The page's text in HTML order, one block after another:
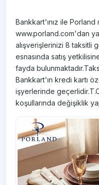
Bankkart'ınız ile Porland
www.porland.com'dan
alışverişlerinizi 8 taksitli
esnasında satış
fayda
Bankkart'ın kredi kartı
işyerlerinde
koşullarında değişiklik